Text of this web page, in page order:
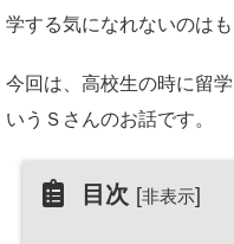
学する気になれないのは
今回は、高校生の時に留
いうＳさんのお話です。
目次 [非表示]